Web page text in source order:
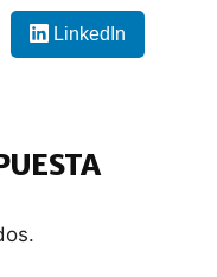
LinkedIn